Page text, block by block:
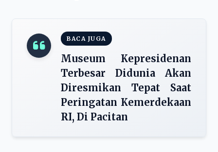
BACA JUGA
Museum Kepresidenan
Terbesar Didunia Akan
Diresmikan Tepat Saat
Peringatan Kemerdekaan
RI, Di Pacitan